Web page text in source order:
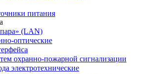
питания
(LAN)
оптические
охранно-пожарной сигнализации
электротехнические